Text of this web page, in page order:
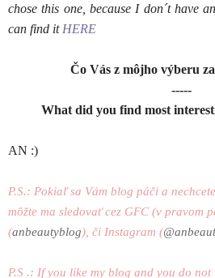
chose this one, because I don´t have
can find it HERE
Čo Vás z môjho výberu
-----
What did you find most
AN :)
P.S.: Pokiaľ sa Vám blog páči a
môžte ma sledovať cez GFC (v pravom
(anbeautyblog), či Instagram (
P.S .: If you like my blog and you do not